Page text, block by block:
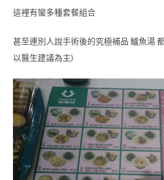
這裡有蠻多種套餐組合
甚至連別人說手術後的究極補品 鱸魚湯
以醫生建議為主)